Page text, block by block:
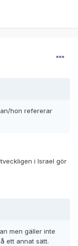
hon refererar
i Israel gör
men gäller inte
ett annat sätt.